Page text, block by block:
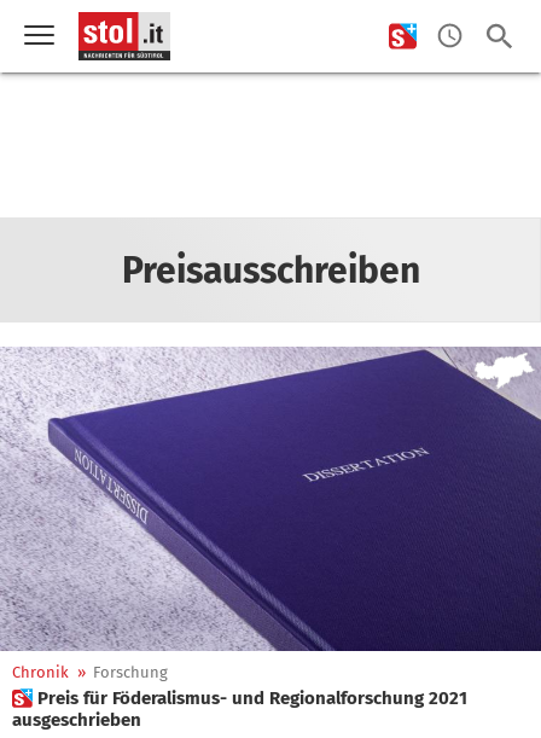
Preisausschreiben
Chronik » Forschung
 Preis für Föderalismus- und Regionalforschung 2021
ausgeschrieben